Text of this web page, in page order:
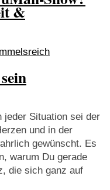
&
jeder Situation sei der
und in der
gewünscht. Es
warum Du gerade
die sich ganz auf